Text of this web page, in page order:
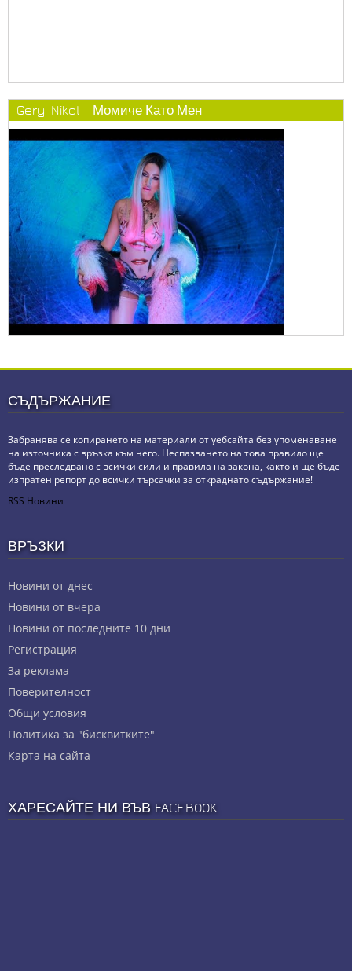
Gery-Nikol - Момиче Като Мен
СЪДЪРЖАНИЕ
Забранява се копирането на материали от уебсайта без упоменаване
на източника с връзка към него. Неспазването на това правило ще
бъде преследвано с всички сили и правила на закона, както и ще бъде
изпратен репорт до всички търсачки за откраднато съдържание!
RSS Новини
ВРЪЗКИ
Новини от днес
Новини от вчера
Новини от последните 10 дни
Регистрация
За реклама
Πoвepитeлнocт
Общи условия
Политика за "бисквитките"
Карта на сайта
ХАРЕСАЙТЕ НИ ВЪВ FACEBOOK